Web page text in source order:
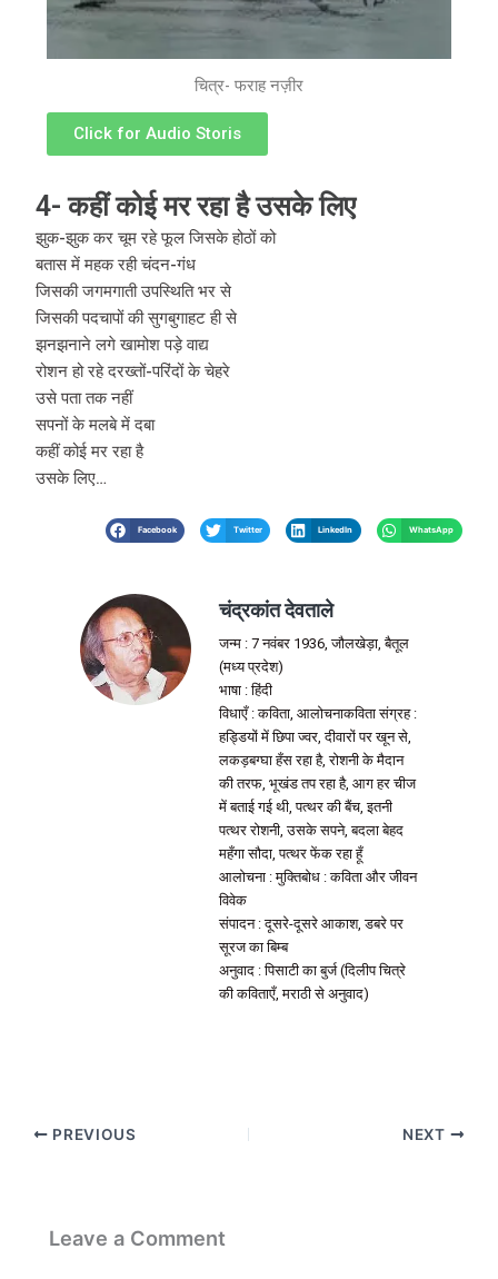
चित्र- फराह नज़ीर
Click for Audio Storis
4- कहीं कोई मर रहा है उसके लिए
झुक-झुक कर चूम रहे फूल जिसके होठों को
बतास में महक रही चंदन-गंध
जिसकी जगमगाती उपस्थिति भर से
जिसकी पदचापों की सुगबुगाहट ही से
झनझनाने लगे खामोश पड़े वाद्य
रोशन हो रहे दरख्तों-परिंदों के चेहरे
उसे पता तक नहीं
सपनों के मलबे में दबा
कहीं कोई मर रहा है
उसके लिए…
Facebook Twitter LinkedIn WhatsApp
चंद्रकांत देवताले
जन्म : 7 नवंबर 1936, जौलखेड़ा, बैतूल
(मध्य प्रदेश)
भाषा : हिंदी
विधाएँ : कविता, आलोचनाकविता संग्रह :
हड्डियों में छिपा ज्वर, दीवारों पर खून से,
लकड़बग्घा हँस रहा है, रोशनी के मैदान
की तरफ, भूखंड तप रहा है, आग हर चीज
में बताई गई थी, पत्थर की बैंच, इतनी
पत्थर रोशनी, उसके सपने, बदला बेहद
महँगा सौदा, पत्थर फेंक रहा हूँ
आलोचना : मुक्तिबोध : कविता और जीवन
विवेक
संपादन : दूसरे-दूसरे आकाश, डबरे पर
सूरज का बिम्ब
अनुवाद : पिसाटी का बुर्ज (दिलीप चित्रे
की कविताएँ, मराठी से अनुवाद)
PREVIOUS NEXT
Leave a Comment